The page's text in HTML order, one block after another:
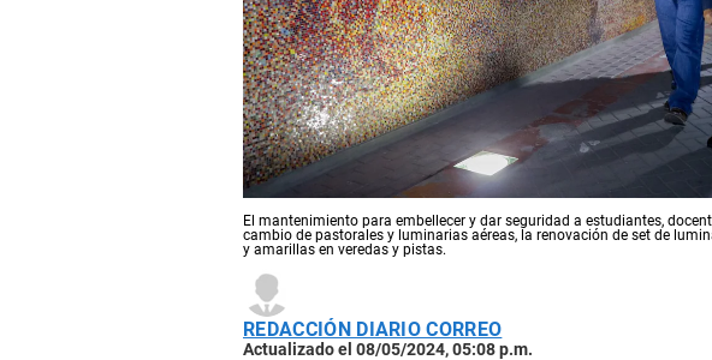
El mantenimiento para embellecer y dar seguridad a estudiantes,
cambio de pastorales y luminarias aéreas, la renovación de set de
y amarillas en veredas y pistas.
REDACCIÓN DIARIO CORREO
Actualizado el 08/05/2024, 05:08 p.m.